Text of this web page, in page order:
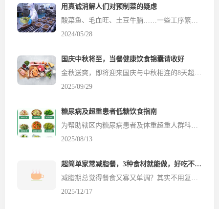
用真诚消解人们对预制菜的疑虑
2024/05/28
国庆中秋将至，当餐健康饮食锦囊请收好
2025/09/29
糖尿病及超重患者低糖饮食指南
2025/08/13
超简单家常减脂餐，3种食材就能做，好吃不挨饿！
2025/12/17